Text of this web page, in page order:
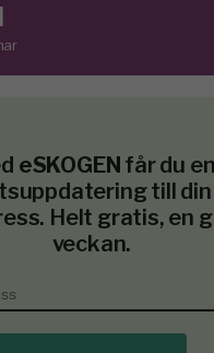
eSKOGEN får du en
till din
Helt gratis, en
veckan.